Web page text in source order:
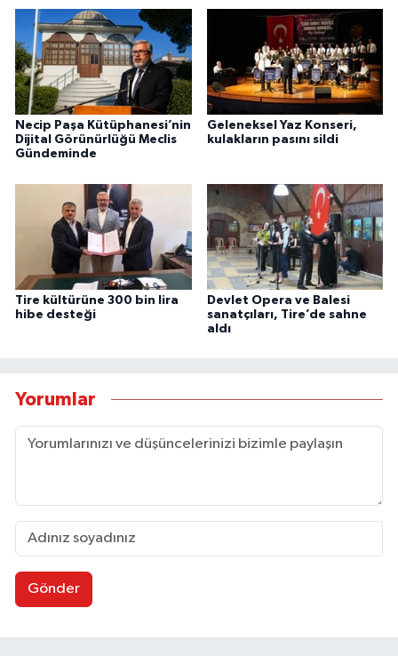
Necip Paşa Kütüphanesi’nin
Dijital Görünürlüğü Meclis
Gündeminde
Geleneksel Yaz Konseri,
kulakların pasını sildi
Tire kültürüne 300 bin lira
hibe desteği
Devlet Opera ve Balesi
sanatçıları, Tire’de sahne
aldı
Yorumlar
Gönder